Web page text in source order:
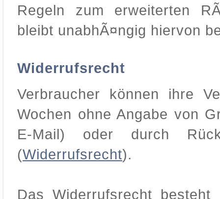
Regeln zum erweiterten
bleibt unabhÃ¤ngig hiervon
Widerrufsrecht
Verbraucher können ihre
Wochen ohne Angabe von
E-Mail) oder durch
(Widerrufsrecht).
Das Widerrufsrecht